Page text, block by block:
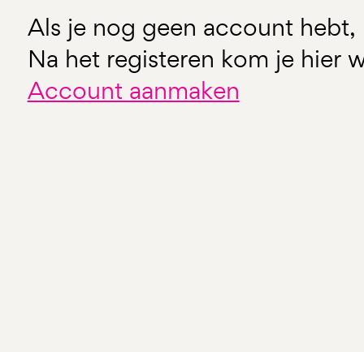
Als je nog geen account hebt,
Na het registeren kom je hier
Account aanmaken